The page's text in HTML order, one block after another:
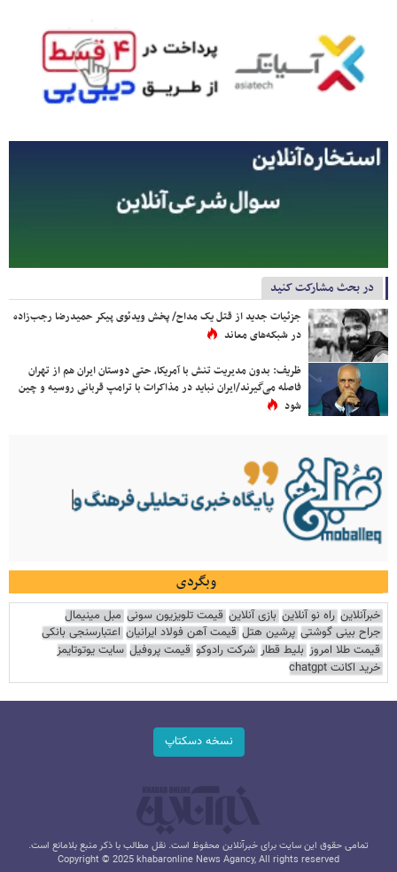
در بحث مشارکت کنید
جزئیات جدید از قتل یک مداح/ پخش ویدئوی پیکر حمیدرضا رجب‌زاده
در شبکه‌های معاند
ظریف: بدون مدیریت تنش با آمریکا، حتی دوستان ایران هم از تهران
فاصله می‌گیرند/ایران نباید در مذاکرات با ترامپ قربانی روسیه و چین
شود
وبگردی
خبرآنلاین راه نو آنلاین بازی آنلاین قیمت تلویزیون سونی مبل مینیمال
جراح بینی گوشتی پرشین هتل قیمت آهن فولاد ایرانیان اعتبارسنجی بانکی
قیمت طلا امروز بلیط قطار شرکت رادوکو قیمت پروفیل سایت یوتوتایمز
خرید اکانت chatgpt
نسخه دسکتاپ
تمامی حقوق این سایت برای خبرآنلاین محفوظ است. نقل مطالب با ذکر منبع بلامانع است.
Copyright © 2025 khabaronline News Agancy, All rights reserved